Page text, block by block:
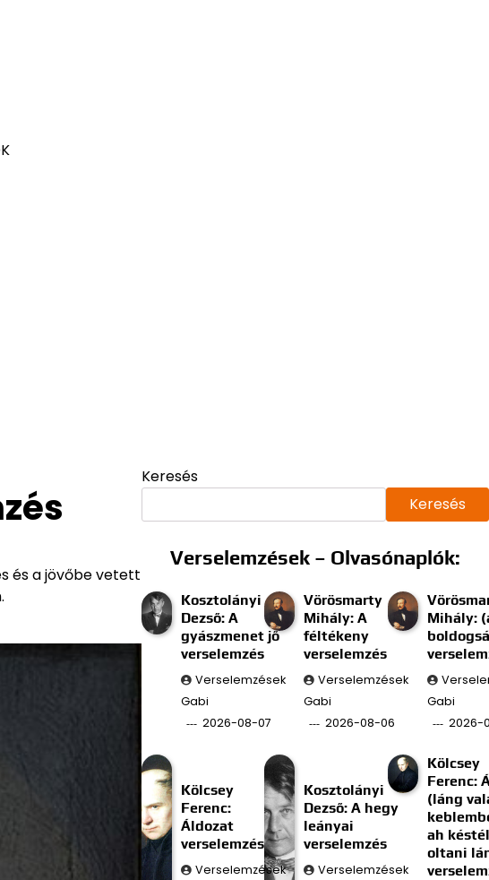
és a jövőbe vetett
Keresés
Keresés
Verselemzések – Olvasónaplók:
Kosztolányi
Dezső: A
gyászmenet jő
verselemzés
Verselemzések
Gabi
2026-08-07
Vörösmarty
Mihály: A
féltékeny
verselemzés
Verselemzések
Gabi
2026-08-06
Mihály:
Gabi
2026-
Kölcsey
Ferenc:
Áldozat
verselemzés
Verselemzések
Kosztolányi
Dezső: A hegy
leányai
verselemzés
Verselemzések
Kölcsey
Ferenc:
(láng
ah késtél
oltani